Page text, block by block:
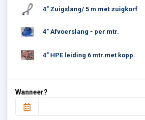
4" Zuigslang/ 5 m met zuigkorf
4" Afvoerslang - per mtr.
4" HPE leiding 6 mtr.met kopp.
Wanneer?